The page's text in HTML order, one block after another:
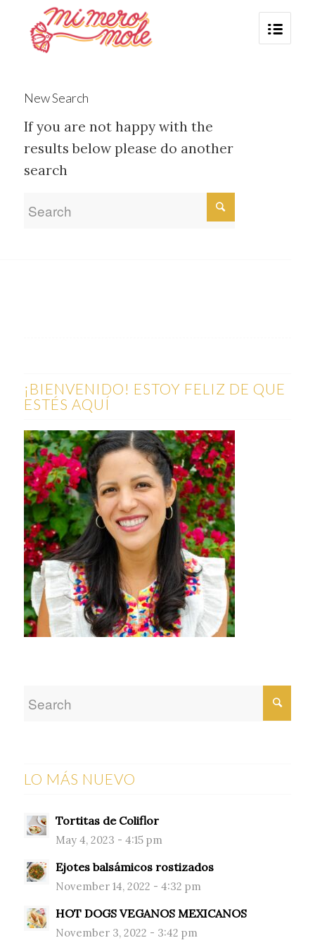
New Search
If you are not happy with the
results below please do another
search
¡BIENVENIDO! ESTOY FELIZ DE QUE
ESTÉS AQUÍ
LO MÁS NUEVO
Tortitas de Coliflor
May 4, 2023 - 4:15 pm
Ejotes balsámicos rostizados
November 14, 2022 - 4:32 pm
HOT DOGS VEGANOS MEXICANOS
November 3, 2022 - 3:42 pm